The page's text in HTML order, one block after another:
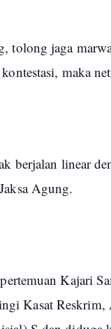
tolong jaga
maka
berjalan linear
Agung.
Kajari
Kasat